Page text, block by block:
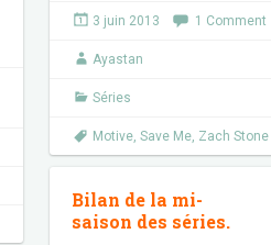
e
b
o
t
r
3 juin 2013 1 Comment
Ayastan
Séries
Motive, Save Me, Zach Stone
Bilan de la mi-
saison des séries.